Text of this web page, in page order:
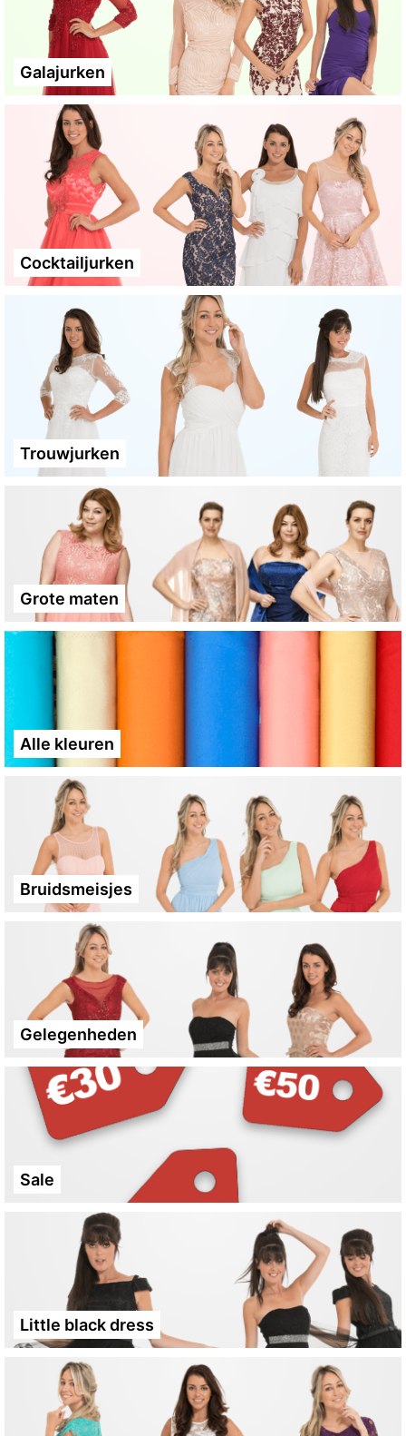
Galajurken
Cocktailjurken
Trouwjurken
Grote maten
Alle kleuren
Bruidsmeisjes
Gelegenheden
Sale
Little black dress